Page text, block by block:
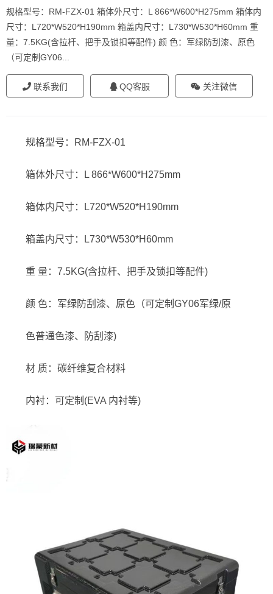
规格型号：RM-FZX-01 箱体外尺寸：L 866*W600*H275mm 箱体内
尺寸：L720*W520*H190mm 箱盖内尺寸：L730*W530*H60mm 重
量：7.5KG(含拉杆、把手及锁扣等配件) 颜 色：军绿防刮漆、原色
（可定制GY06...
联系我们 QQ客服 关注微信
规格型号：RM-FZX-01
箱体外尺寸：L 866*W600*H275mm
箱体内尺寸：L720*W520*H190mm
箱盖内尺寸：L730*W530*H60mm
重 量：7.5KG(含拉杆、把手及锁扣等配件)
颜 色：军绿防刮漆、原色（可定制GY06军绿/原
色普通色漆、防刮漆)
材 质：碳纤维复合材料
内衬：可定制(EVA 内衬等)